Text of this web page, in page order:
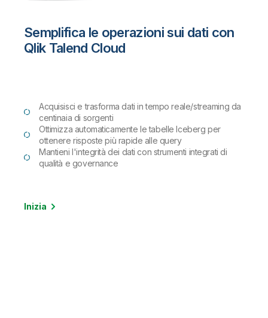
Semplifica le operazioni sui dati con
Qlik Talend Cloud
Acquisisci e trasforma dati in tempo reale/streaming da
centinaia di sorgenti
Ottimizza automaticamente le tabelle Iceberg per
ottenere risposte più rapide alle query
Mantieni l'integrità dei dati con strumenti integrati di
qualità e governance
Inizia